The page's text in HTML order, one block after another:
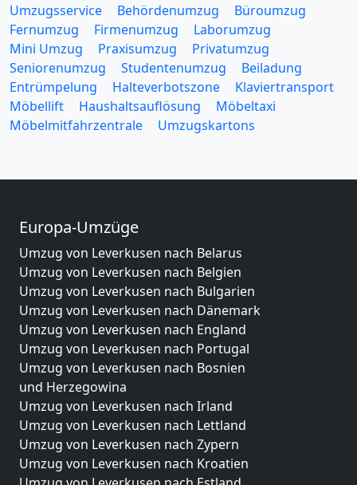
Umzugsservice Behördenumzug
Büroumzug
Fernumzug
Firmenumzug
Laborumzug
Mini Umzug
Praxisumzug
Privatumzug
Seniorenumzug
Studentenumzug
Beiladung
Entrümpelung
Halteverbotszone
Klaviertransport
Möbellift
Haushaltsauflösung
Möbeltaxi
Möbelmitfahrzentrale
Umzugskartons
Europa-Umzüge
Umzug von Leverkusen nach Belarus
Umzug von Leverkusen nach Belgien
Umzug von Leverkusen nach Bulgarien
Umzug von Leverkusen nach Dänemark
Umzug von Leverkusen nach England
Umzug von Leverkusen nach Portugal
Umzug von Leverkusen nach Bosnien
und Herzegowina
Umzug von Leverkusen nach Irland
Umzug von Leverkusen nach Lettland
Umzug von Leverkusen nach Zypern
Umzug von Leverkusen nach Kroatien